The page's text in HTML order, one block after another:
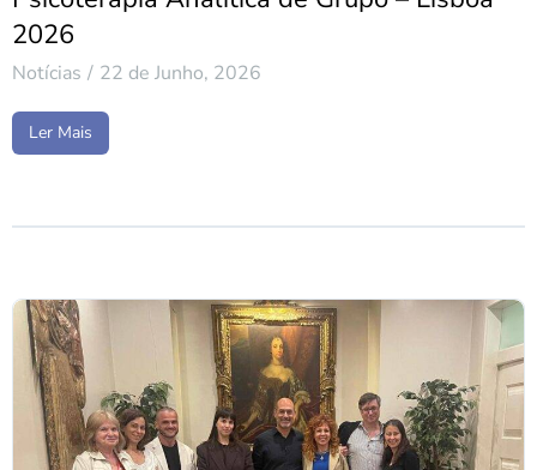
2026
Notícias 22 de Junho, 2026
Ler Mais